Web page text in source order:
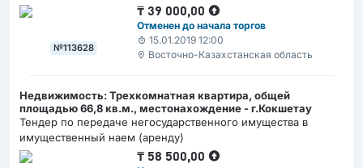
№113628
₸39 000,00
Отменен до начала торгов
15.01.2019 12:00
Восточно-Казахстанская область
Недвижимость: Трехкомнатная квартира, общей
площадью 66,8 кв.м., местонахождение - г.Кокшетау
Тендер по передаче негосударственного имущества в
имущественный наем (аренду)
₸ 58 500,00